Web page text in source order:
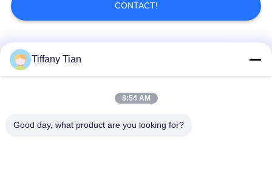
CONTACT!
Catégories populaires
Solutions d'affichage
Tiffany Tian
8:54 AM
Good day, what product are you looking for?